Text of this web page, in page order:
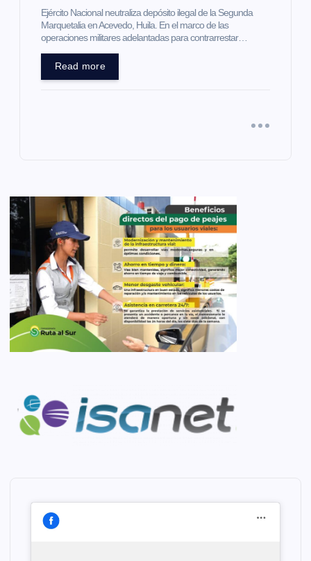
Ejército Nacional neutraliza depósito ilegal de la Segunda
Marquetalia en Acevedo, Huila. En el marco de las
operaciones militares adelantadas para contrarrestar…
Read more